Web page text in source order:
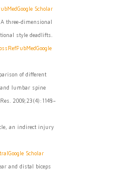
Google Scholar
three-dimensional
style deadlifts.
PubMedGoogle
of different
lumbar spine
2009;23(4):1148–
an indirect injury
Google Scholar
and distal biceps